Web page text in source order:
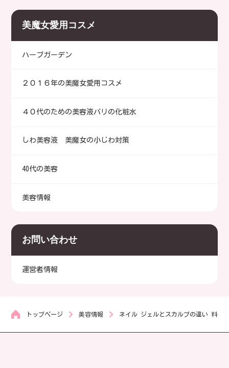
美魔女愛用コスメ
ハーブガーデン
２０１６年の美魔女愛用コスメ
４０代のための美容液バリの化粧水
しわ美容液 美魔女の小じわ対策
40代の美容
美容情報
お問い合わせ
運営者情報
トップページ 美容情報 ネイル ジェルとスカルプの違い 料金